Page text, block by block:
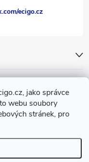
jako správce
webu soubory
stránek, pro
ecigo.cz
práva vyhrazena.